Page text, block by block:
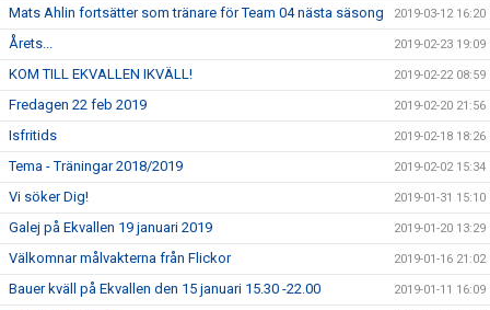
Mats Ahlin fortsätter som tränare för Team 04 nästa säsong 2019-03-12 16:20
Årets... 2019-02-23 19:09
KOM TILL EKVALLEN IKVÄLL! 2019-02-22 08:59
Fredagen 22 feb 2019 2019-02-20 21:56
Isfritids 2019-02-18 18:26
Tema - Träningar 2018/2019 2019-02-02 15:34
Vi söker Dig! 2019-01-31 15:10
Galej på Ekvallen 19 januari 2019 2019-01-20 13:29
Välkomnar målvakterna från Flickor 2019-01-16 21:02
Bauer kväll på Ekvallen den 15 januari 15.30 -22.00 2019-01-11 16:09